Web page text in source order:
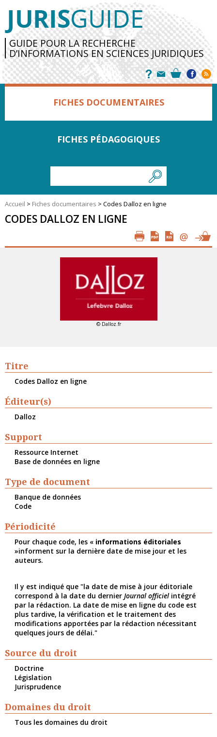
GUIDE POUR LA RECHERCHE
D’INFORMATIONS EN SCIENCES JURIDIQUES
FICHES DOCUMENTAIRES
FICHES PÉDAGOGIQUES
Accueil > Fiches documentaires > Codes Dalloz en ligne
CODES DALLOZ EN LIGNE
© Dalloz.fr
Titre
Codes Dalloz en ligne
Éditeur(s)
Dalloz
Support
Ressource Internet
Base de données en ligne
Type de document
Banque de données
Code
Périodicité
Pour chaque code, les « informations éditoriales
»informent sur la dernière date de mise jour et les
auteurs.
Il y est indiqué que "la date de mise à jour éditoriale
correspond à la date du dernier Journal officiel intégré
par la rédaction. La date de mise en ligne du code est
plus tardive, la vérification et le traitement des
modifications apportées par la rédaction nécessitant
quelques jours de délai."
Source du droit
Doctrine
Législation
Jurisprudence
Domaines du droit
Tous les domaines du droit